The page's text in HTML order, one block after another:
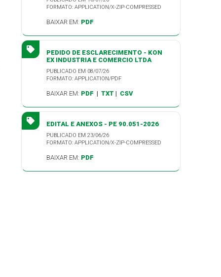
FORMATO: APPLICATION/X-ZIP-COMPRESSED
BAIXAR EM: PDF
PEDIDO DE ESCLARECIMENTO - KON
EX INDUSTRIA E COMERCIO LTDA
PUBLICADO EM 08/07/26
FORMATO: APPLICATION/PDF
BAIXAR EM: PDF | TXT | CSV
EDITAL E ANEXOS - PE 90.051-2026
PUBLICADO EM 23/06/26
FORMATO: APPLICATION/X-ZIP-COMPRESSED
BAIXAR EM: PDF